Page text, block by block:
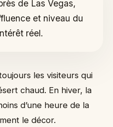
de Las Vegas,
et niveau du
réel.
les visiteurs qui
chaud. En hiver, la
d’une heure de la
le décor.